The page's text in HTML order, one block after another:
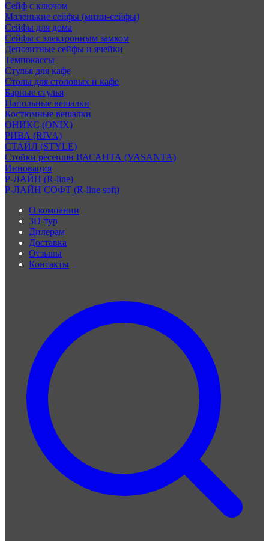
Сейф с ключом
Маленькие сейфы (мини-сейфы)
Сейфы для дома
Сейфы с электронным замком
Депозитные сейфы и ячейки
Темпокассы
Стулья для кафе
Столы для столовых и кафе
Барные стулья
Напольные вешалки
Костюмные вешалки
ОНИКС (ONIX)
РИВА (RIVA)
СТАЙЛ (STYLE)
Стойки ресепшн ВАСАНТА (VASANTA)
Инновация
Р-ЛАЙН (R-line)
Р-ЛАЙН СОФТ (R-line soft)
О компании
3D-тур
Дилерам
Доставка
Отзывы
Контакты